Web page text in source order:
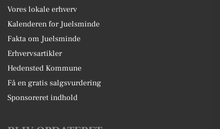
Vores lokale erhverv
Kalenderen for Juelsminde
Fakta om Juelsminde
Erhvervsartikler
Hedensted Kommune
Få en gratis salgsvurdering
Sponsoreret indhold